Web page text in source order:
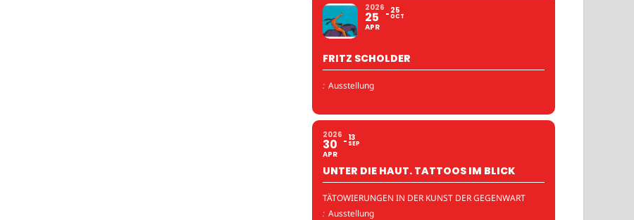
2026
25
APR
25
OCT
FRITZ SCHOLDER
: Ausstellung
2026
30
APR
13
SEP
UNTER DIE HAUT. TATTOOS IM BLICK
TÄTOWIERUNGEN IN DER KUNST DER GEGENWART
: Ausstellung